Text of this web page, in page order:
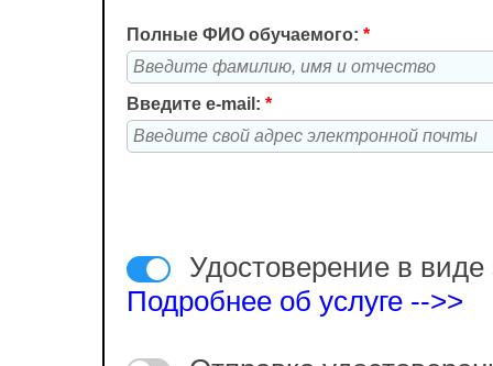
Полные ФИО обучаемого: *
Введите e-mail: *
Удостоверение в виде
Подробнее об услуге -->>